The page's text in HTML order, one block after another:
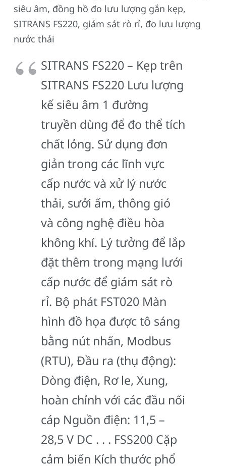
siêu âm, đồng hồ đo lưu lượng gắn kẹp,
SITRANS FS220, giám sát rò rỉ, đo lưu lượng
nước thải
SITRANS FS220 – Kẹp trên
SITRANS FS220 Lưu lượng
kế siêu âm 1 đường
truyền dùng để đo thể tích
chất lỏng. Sử dụng đơn
giản trong các lĩnh vực
cấp nước và xử lý nước
thải, sưởi ấm, thông gió
và công nghệ điều hòa
không khí. Lý tưởng để lắp
đặt thêm trong mạng lưới
cấp nước để giám sát rò
rỉ. Bộ phát FST020 Màn
hình đồ họa được tô sáng
bằng nút nhấn, Modbus
(RTU), Đầu ra (thụ động):
Dòng điện, Rơ le, Xung,
hoàn chỉnh với các đầu nối
cáp Nguồn điện: 11,5 –
28,5 V DC . . . FSS200 Cặp
cảm biến Kích thước phổ